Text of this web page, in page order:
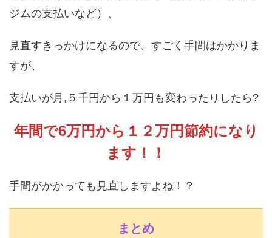
ジムの支払いなど）、
見直すきっかけになるので、すごく手間はかかりま
すが、
支払いが月,５千円から１万円も変わったりしたら?
年間で6万円から１２万円節約になり
ます！！
手間がかかっても見直しますよね！？
まとめ